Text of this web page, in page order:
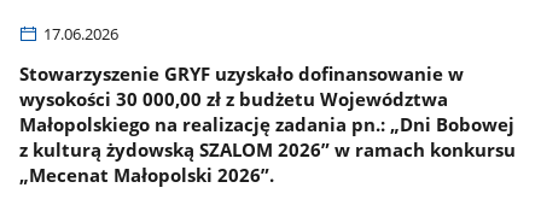
17.06.2026
Stowarzyszenie GRYF uzyskało dofinansowanie w
wysokości 30 000,00 zł z budżetu Województwa
Małopolskiego na realizację zadania pn.: „Dni Bobowej
z kulturą żydowską SZALOM 2026” w ramach konkursu
„Mecenat Małopolski 2026”.